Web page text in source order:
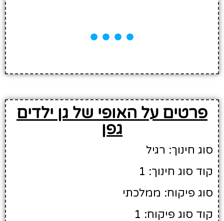
פרטים על האופי של גן ילדים
גפן
סוג חינוך: רגיל
קוד סוג חינוך: 1
סוג פיקוח: ממלכתי
קוד סוג פיקוח: 1